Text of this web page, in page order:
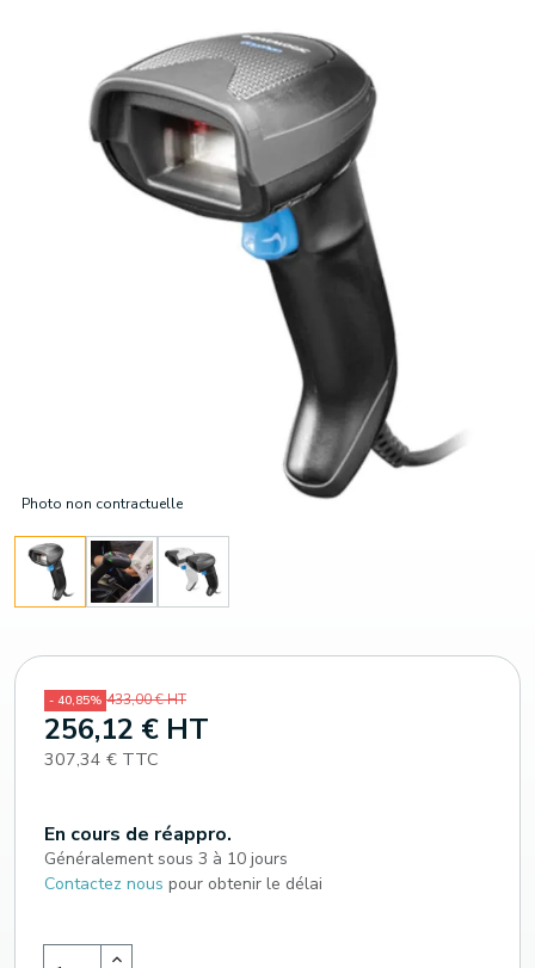
Photo non contractuelle
- 40,85% 433,00 € HT
256,12 € HT
307,34 € TTC
En cours de réappro.
Généralement sous 3 à 10 jours
Contactez nous pour obtenir le délai